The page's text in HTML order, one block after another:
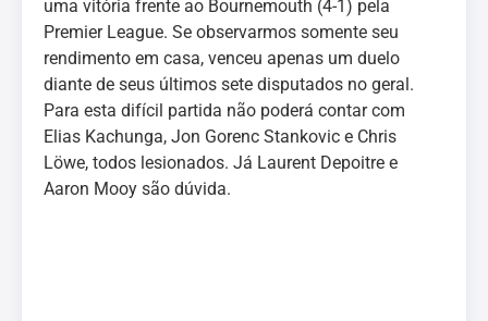
uma vitória frente ao Bournemouth (4-1) pela
Premier League. Se observarmos somente seu
rendimento em casa, venceu apenas um duelo
diante de seus últimos sete disputados no geral.
Para esta difícil partida não poderá contar com
Elias Kachunga, Jon Gorenc Stankovic e Chris
Löwe, todos lesionados. Já Laurent Depoitre e
Aaron Mooy são dúvida.